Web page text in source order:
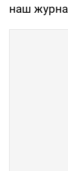
наш